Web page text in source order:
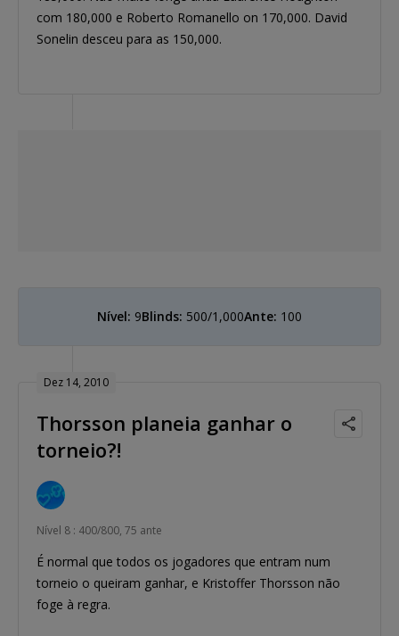
com 180,000 e Roberto Romanello on 170,000. David
Sonelin desceu para as 150,000.
Nível: 9Blinds: 500/1,000Ante: 100
Dez 14, 2010
Thorsson planeia ganhar o
torneio?!
Nível 8 : 400/800, 75 ante
É normal que todos os jogadores que entram num
torneio o queiram ganhar, e Kristoffer Thorsson não
foge à regra.